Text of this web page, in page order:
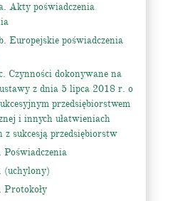
Akty poświadczenia
Europejskie poświadczenia
Czynności dokonywane na
z dnia 5 lipca 2018 r. o
przedsiębiorstwem
i innych ułatwieniach
z sukcesją przedsiębiorstw
Poświadczenia
(uchylony)
Protokoły